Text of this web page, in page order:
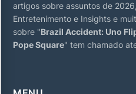
artigos sobre assuntos de
Entretenimento e Insights e
sobre "Brazil Accident: Uno
Pope Square" tem chamado